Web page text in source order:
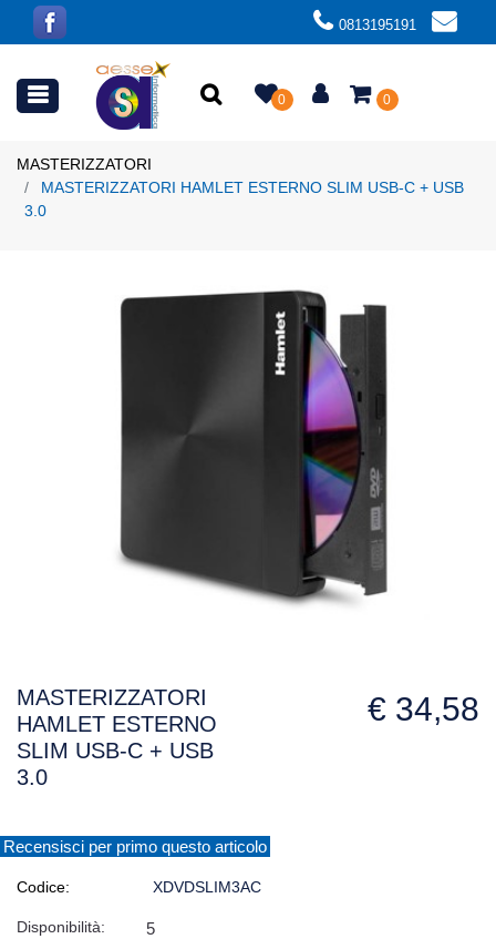
0813195191
Open menu 0 0
MASTERIZZATORI
MASTERIZZATORI HAMLET ESTERNO SLIM USB-C + USB
3.0
MASTERIZZATORI
HAMLET ESTERNO
SLIM USB-C + USB
3.0
€ 34,58
Recensisci per primo questo articolo
Codice: XDVDSLIM3AC
Disponibilità: 5